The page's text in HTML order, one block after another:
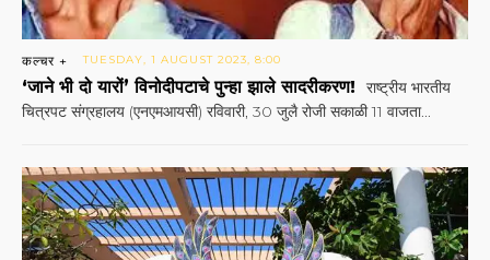
कल्चर + TUESDAY, 1 AUGUST 2023, 8:00
‘जाने भी दो यारों’ विनोदीपटाचे पुन्हा झाले सादरीकरण!
राष्ट्रीय भारतीय
चित्रपट संग्रहालय (एनएमआयसी) रविवारी, 30 जुलै रोजी सकाळी 11 वाजता...